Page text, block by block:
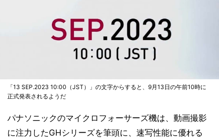
「13 SEP.2023 10:00（JST）」の文字からすると、9月13日の午前10時に
正式発表されるようだ
パナソニックのマイクロフォーサーズ機は、動画撮影
に注力したGHシリーズを筆頭に、速写性能に優れる